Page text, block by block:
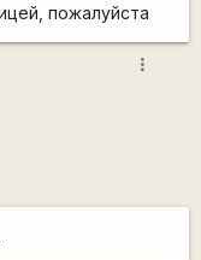
пожалуйста
more_vert